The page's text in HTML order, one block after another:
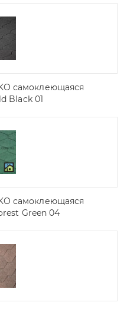
самоклеющаяся
Black 01
самоклеющаяся
Green 04